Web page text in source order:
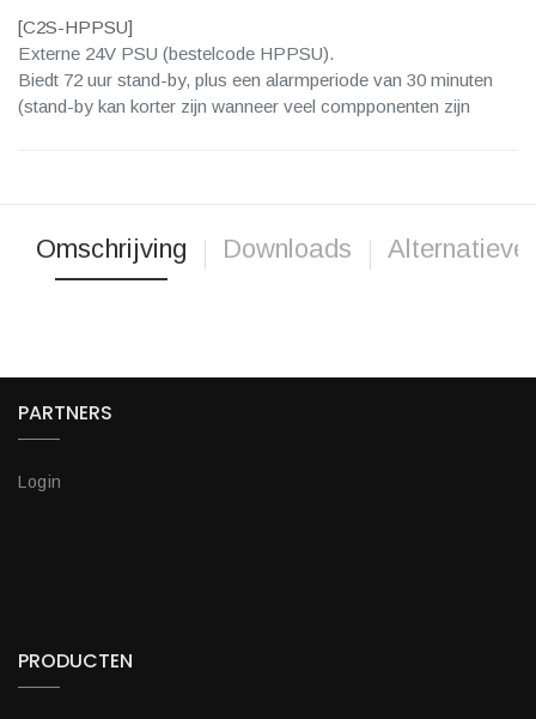
[C2S-HPPSU]
Externe 24V PSU (bestelcode HPPSU).
Biedt 72 uur stand-by, plus een alarmperiode van 30 minuten
(stand-by kan korter zijn wanneer veel compponenten zijn
Omschrijving Downloads Alternatieve
PARTNERS
Login
PRODUCTEN